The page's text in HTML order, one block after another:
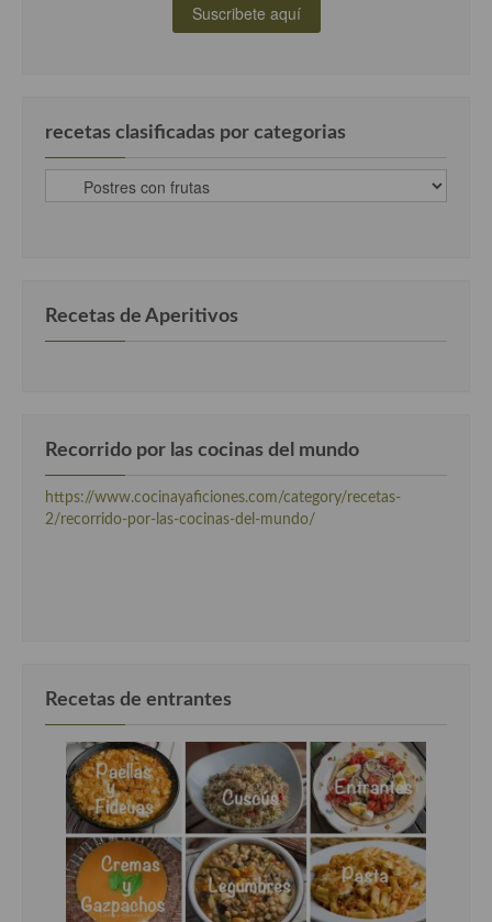
recetas clasificadas por categorias
recetas
clasificadas
Recetas de Aperitivos
Recorrido por las cocinas del mundo
https://www.cocinayaficiones.com/category/recetas-
2/recorrido-por-las-cocinas-del-mundo/
Recetas de entrantes